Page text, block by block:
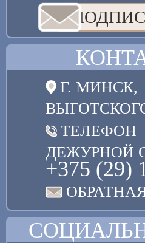
Г. МИНСК,
ТЕЛЕФОН
ДЕЖУРНОЙ
+375 (29)